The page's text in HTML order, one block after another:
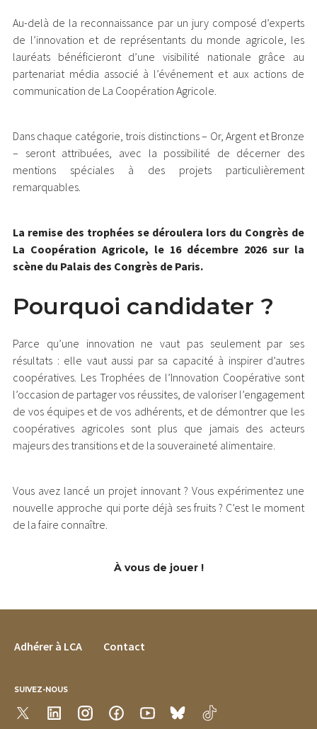
Au-delà de la reconnaissance par un jury composé d’experts
de l’innovation et de représentants du monde agricole, les
lauréats bénéficieront d’une visibilité nationale grâce au
partenariat média associé à l’événement et aux actions de
communication de La Coopération Agricole.
Dans chaque catégorie, trois distinctions – Or, Argent et Bronze
– seront attribuées, avec la possibilité de décerner des
mentions spéciales à des projets particulièrement
remarquables.
La remise des trophées se déroulera lors du Congrès de
La Coopération Agricole, le 16 décembre 2026 sur la
scène du Palais des Congrès de Paris.
Pourquoi candidater ?
Parce qu’une innovation ne vaut pas seulement par ses
résultats : elle vaut aussi par sa capacité à inspirer d’autres
coopératives. Les Trophées de l’Innovation Coopérative sont
l’occasion de partager vos réussites, de valoriser l’engagement
de vos équipes et de vos adhérents, et de démontrer que les
coopératives agricoles sont plus que jamais des acteurs
majeurs des transitions et de la souveraineté alimentaire.
Vous avez lancé un projet innovant ? Vous expérimentez une
nouvelle approche qui porte déjà ses fruits ? C’est le moment
de la faire connaître.
À vous de jouer !
FOOTER MENU
Adhérer à LCA Contact
SUIVEZ-NOUS